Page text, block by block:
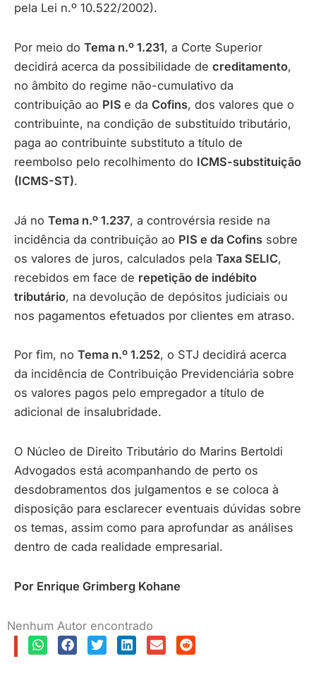
pela Lei n.º 10.522/2002).
Por meio do Tema n.º 1.231, a Corte Superior
decidirá acerca da possibilidade de creditamento,
no âmbito do regime não-cumulativo da
contribuição ao PIS e da Cofins, dos valores que o
contribuinte, na condição de substituído tributário,
paga ao contribuinte substituto a título de
reembolso pelo recolhimento do ICMS-substituição
(ICMS-ST).
Já no Tema n.º 1.237, a controvérsia reside na
incidência da contribuição ao PIS e da Cofins sobre
os valores de juros, calculados pela Taxa SELIC,
recebidos em face de repetição de indébito
tributário, na devolução de depósitos judiciais ou
nos pagamentos efetuados por clientes em atraso.
Por fim, no Tema n.º 1.252, o STJ decidirá acerca
da incidência de Contribuição Previdenciária sobre
os valores pagos pelo empregador a título de
adicional de insalubridade.
O Núcleo de Direito Tributário do Marins Bertoldi
Advogados está acompanhando de perto os
desdobramentos dos julgamentos e se coloca à
disposição para esclarecer eventuais dúvidas sobre
os temas, assim como para aprofundar as análises
dentro de cada realidade empresarial.
Por Enrique Grimberg Kohane
Nenhum Autor encontrado